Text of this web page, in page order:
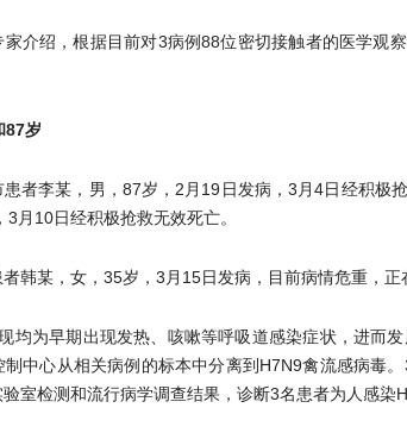
介绍，根据目前对3病例88位密切接触者的医学观
87岁
者李某，男，87岁，2月19日发病，3月4日经积极
月10日经积极抢救无效死亡。
韩某，女，35岁，3月15日发病，目前病情危重，正
均为早期出现发热、咳嗽等呼吸道感染症状，进而
中心从相关病例的标本中分离到H7N9禽流感病毒
室检测和流行病学调查结果，诊断3名患者为人感染